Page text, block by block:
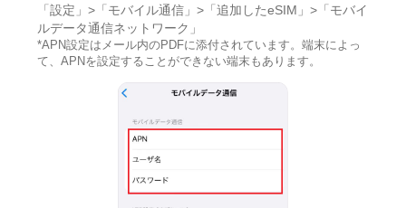
「設定」>「モバイル通信」>「追加したeSIM」>「モバイ
ルデータ通信ネットワーク」
*APN設定はメール内のPDFに添付されています。端末によっ
て、APNを設定することができない端末もあります。